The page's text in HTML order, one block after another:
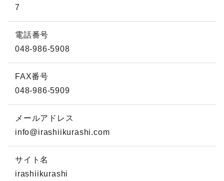
7
電話番号
048-986-5908
FAX番号
048-986-5909
メールアドレス
info@irashiikurashi.com
サイト名
irashiikurashi